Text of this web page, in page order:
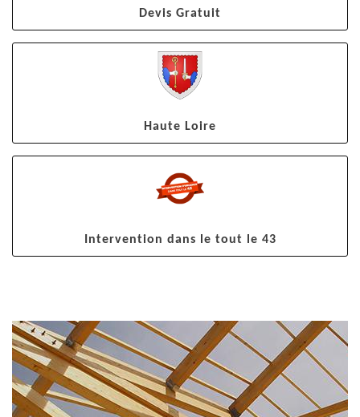
Devis Gratuit
Haute Loire
Intervention dans le tout le 43